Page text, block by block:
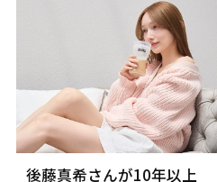
後藤真希さんが10年以上